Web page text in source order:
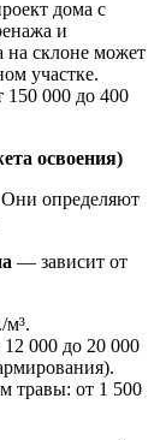
дома с
и
на склоне может
участке.
000 до 400
освоения)
Они определяют
— зависит от
м³.
000 до 20 000
травы: от 1 500